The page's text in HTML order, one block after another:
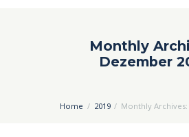
Monthly
Dezember
Home 2019 Monthly